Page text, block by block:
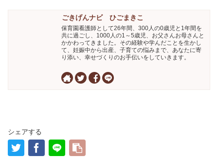
ごきげんナビ ひごまきこ
保育園看護師として26年間、300人の0歳児と1年間を
共に過ごし、1000人の1～5歳児、お父さんお母さんと
かかわってきました。その経験や学んだことを生かし
て、妊娠中から出産、子育ての悩みまで、あなたに寄
り添い、幸せづくりのお手伝いをしていきます。
シェアする